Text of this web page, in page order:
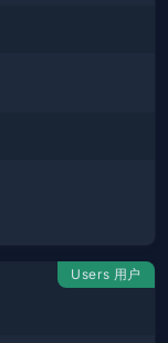
Users 用户